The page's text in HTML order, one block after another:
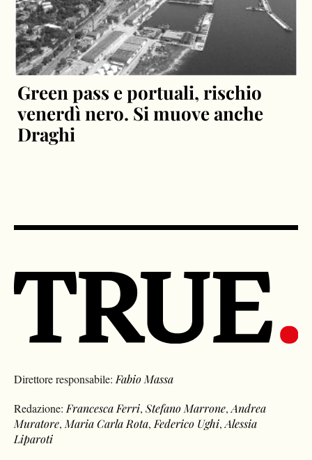
Green pass e portuali, rischio
venerdì nero. Si muove anche
Draghi
Direttore responsabile: Fabio Massa
Redazione: Francesca Ferri,Stefano Marrone,Andrea
Muratore, Maria Carla Rota, Federico Ughi,Alessia
Liparoti